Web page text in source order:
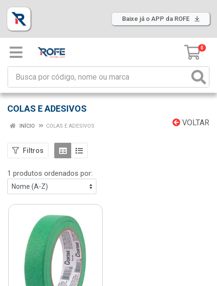
Baixe já o APP da ROFE
0
COLAS E ADESIVOS
VOLTAR
INÍCIO COLAS E ADESIVOS
Filtros
1 produtos ordenados por: